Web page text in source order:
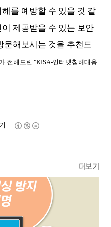
를 예방할 수 있을 것 같
제공받을 수 있는 보안
문해보시는 것을 추천드
전해드린 "KISA-인터넷침해대응
더보기